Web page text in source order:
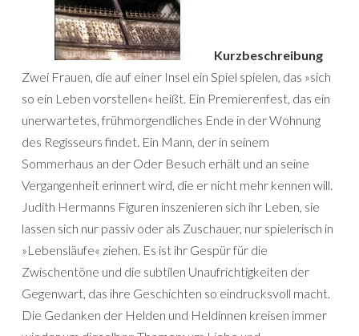
Kurzbeschreibung
Zwei Frauen, die auf einer Insel ein Spiel spielen, das »sich
so ein Leben vorstellen« heißt. Ein Premierenfest, das ein
unerwartetes, frühmorgendliches Ende in der Wohnung
des Regisseurs findet. Ein Mann, der in seinem
Sommerhaus an der Oder Besuch erhält und an seine
Vergangenheit erinnert wird, die er nicht mehr kennen will.
Judith Hermanns Figuren inszenieren sich ihr Leben, sie
lassen sich nur passiv oder als Zuschauer, nur spielerisch in
»Lebensläufe« ziehen. Es ist ihr Gespür für die
Zwischentöne und die subtilen Unaufrichtigkeiten der
Gegenwart, das ihre Geschichten so eindrucksvoll macht.
Die Gedanken der Helden und Heldinnen kreisen immer